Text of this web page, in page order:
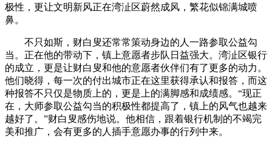
极性，更让文明新风正在湾沚区蔚然成风，繁花似锦满城喷
鼻。
不只如斯，财白叟还常常策动身边的人一路参取公益勾
当。正在他的带动下，镇上意愿者步队日益强大。湾沚区银行
的成立，更是让财白叟和他的意愿者伙伴们有了更多的动力。
他们晓得，每一次的付出城市正在这里获得承认和报答，而这
种报答不只仅是物质上的，更是上的满脚感和成绩感。“现正
在，大师参取公益勾当的积极性都提高了，镇上的风气也越来
越好了。”财白叟感伤地说。他相信，跟着银行机制的不竭完
美和推广，会有更多的人插手意愿办事的行列中来。